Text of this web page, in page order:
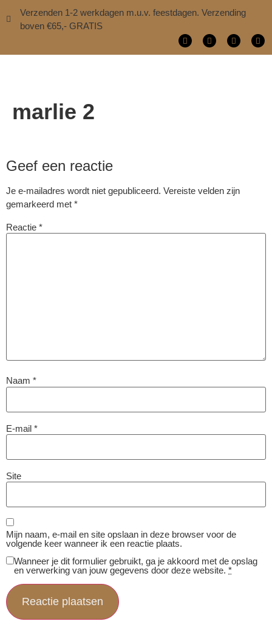
Verzenden 1-2 werkdagen m.u.v. feestdagen. Verzending
boven €65,- GRATIS
marlie 2
Geef een reactie
Je e-mailadres wordt niet gepubliceerd. Vereiste velden zijn
gemarkeerd met *
Reactie *
Naam *
E-mail *
Site
Mijn naam, e-mail en site opslaan in deze browser voor de
volgende keer wanneer ik een reactie plaats.
Wanneer je dit formulier gebruikt, ga je akkoord met de opslag
en verwerking van jouw gegevens door deze website. *